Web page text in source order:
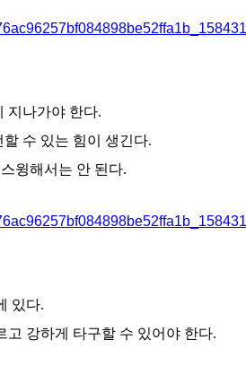
지나가야 한다.
수 있는 힘이 생긴다.
윙해서는 안 된다.
있다.
강하게 타구할 수 있어야 한다.